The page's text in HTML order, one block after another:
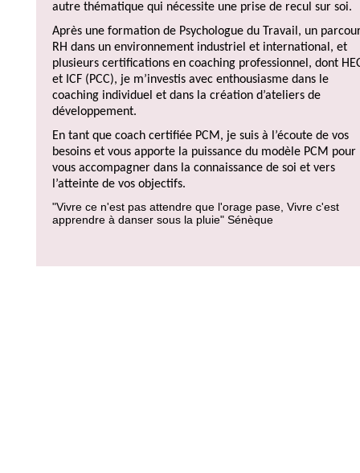
autre thématique qui nécessite une prise de recul sur soi.
Après une formation de Psychologue du Travail, un
RH dans un environnement industriel et international, et
plusieurs certifications en coaching professionnel, dont
et ICF (PCC), je m’investis avec enthousiasme dans le
coaching individuel et dans la création d’ateliers de
développement.
En tant que coach certifiée PCM, je suis à l’écoute de vos
besoins et vous apporte la puissance du modèle PCM pour
vous accompagner dans la connaissance de soi et vers
l’atteinte de vos objectifs.
"Vivre ce n'est pas attendre que l'orage pase, Vivre c'est
apprendre à danser sous la pluie" Sénèque